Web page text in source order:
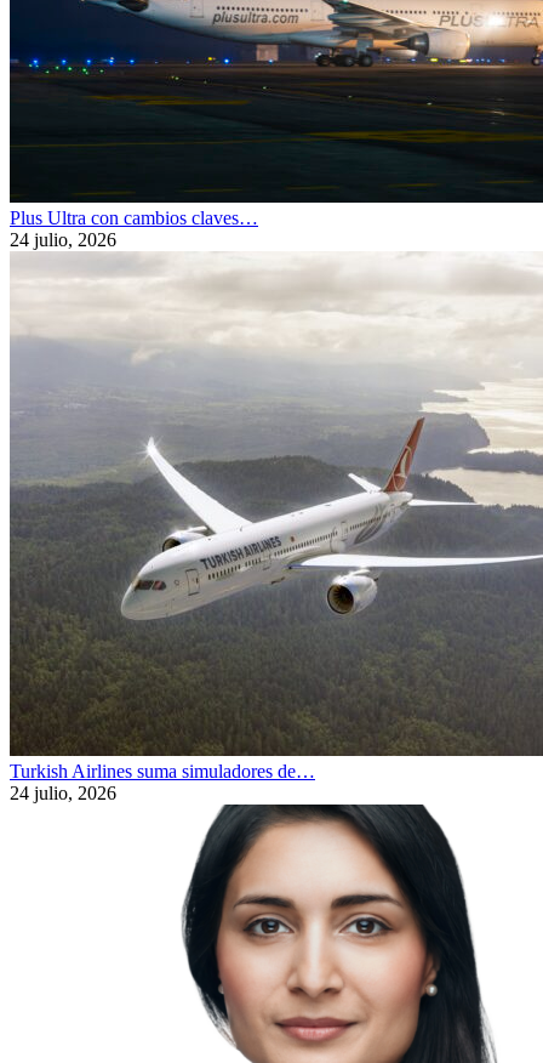
Plus Ultra con cambios claves…
24 julio, 2026
Turkish Airlines suma simuladores de…
24 julio, 2026